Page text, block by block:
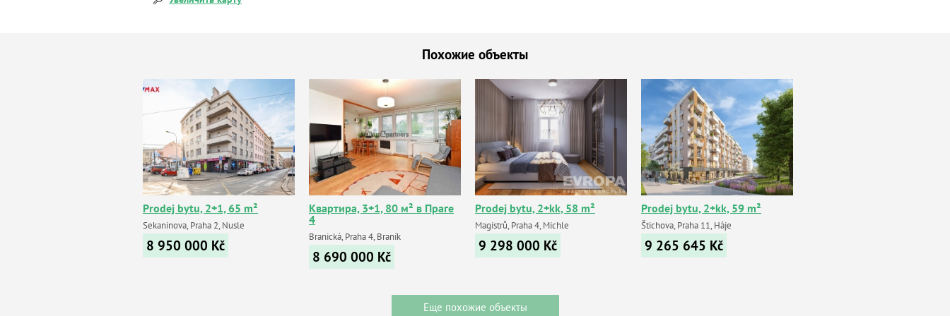
Похожие объекты
Prodej bytu, 2+1, 65 m²
Sekaninova, Praha 2, Nusle
8 950 000 Kč
Квартира, 3+1, 80 м² в Праге
4
Branická, Praha 4, Braník
8 690 000 Kč
Prodej bytu, 2+kk, 58 m²
Magistrů, Praha 4, Michle
9 298 000 Kč
Prodej bytu, 2+kk, 59 m²
Štichova, Praha 11, Háje
9 265 645 Kč
Еще похожие объекты